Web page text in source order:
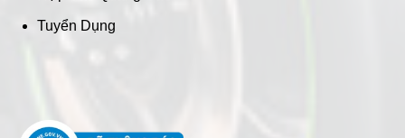
Tuyển Dụng